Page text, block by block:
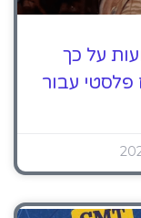
על כך
פלסטי עבור